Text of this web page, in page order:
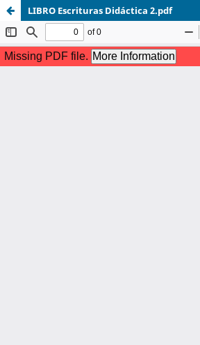
LIBRO Escrituras Didáctica 2.pdf